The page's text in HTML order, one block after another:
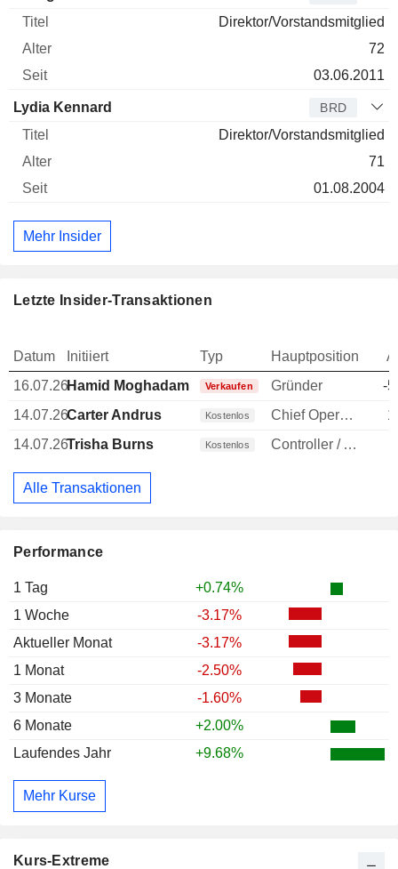
Performance
1 Tag
+0.74%
1 Woche
-3.17%
Aktueller Monat
-3.17%
1 Monat
-2.50%
3 Monate
-1.60%
6 Monate
+2.00%
Laufendes Jahr
+9.68%
Mehr Kurse
Kurs-Extreme
Direktor/Vorstandsmitglied
72
03.06.2011
Lydia Kennard BRD
Direktor/Vorstandsmitglied
71
01.08.2004
Mehr Insider
Letzte Insider-Transaktionen
Datum Initiiert Typ Hauptposition
16.07.26Hamid Moghadam Verkaufen Gründer
-
14.07.26Carter Andrus Kostenlos Chief Operating Officer (COO)
14.07.26Trisha Burns Kostenlos Controller / Auditor
Alle Transaktionen